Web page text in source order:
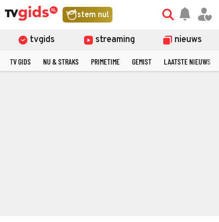
stem nu!
tvgids streaming nieuws
TV GIDS NU & STRAKS PRIMETIME GEMIST LAATSTE NIEUWS